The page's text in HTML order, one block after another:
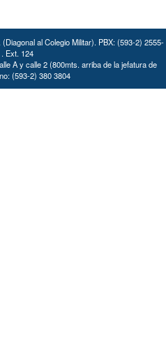
al Colegio Militar). PBX: (593-2) 2555-
Ext. 124
A y calle 2 (800mts. arriba de la jefatura de
(593-2) 380 3804